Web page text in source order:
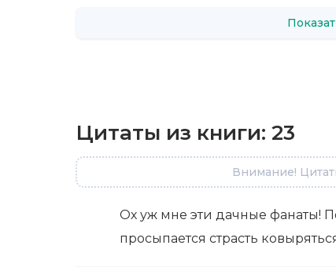
Цитаты из книги: 23
Внимание!
Ох уж мне эти дачные фанаты!
просыпается страсть